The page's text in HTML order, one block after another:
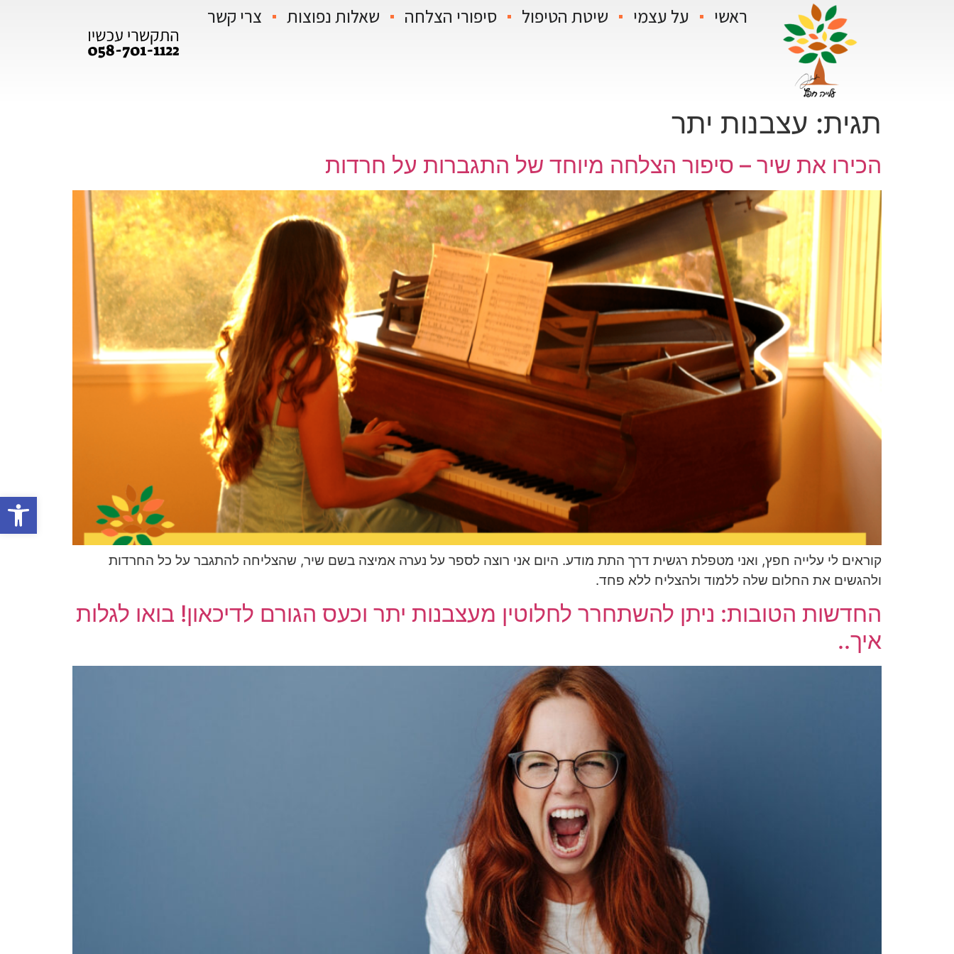
פתח
ראשי על עצמי שיטת הטיפול סיפורי הצלחה שאלות נפוצות צרי קשר
תגית: עצבנות יתר
הכירו את שיר – סיפור הצלחה מיוחד של התגברות על חרדות
קוראים לי עלייה חפץ, ואני מטפלת רגשית דרך התת מודע. היום אני רוצה לספר על נערה אמיצה בשם שיר, שהצליחה להתגבר על כל החרדות
ולהגשים את החלום שלה ללמוד ולהצליח ללא פחד.
החדשות הטובות: ניתן להשתחרר לחלוטין מעצבנות יתר וכעס הגורם לדיכאון! בואו לגלות
איך..